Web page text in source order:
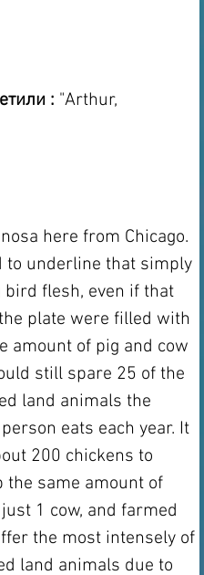
: "Arthur,
here from Chicago.
to underline that simply
bird flesh, even if that
plate were filled with
amount of pig and cow
still spare 25 of the
land animals the
eats each year. It
200 chickens to
the same amount of
1 cow, and farmed
the most intensely of
land animals due to